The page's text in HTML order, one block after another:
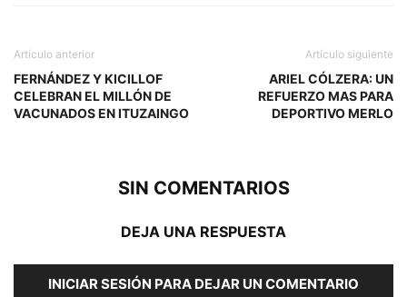
Artículo anterior
FERNÁNDEZ Y KICILLOF
CELEBRAN EL MILLÓN DE
VACUNADOS EN ITUZAINGO
Artículo siguiente
ARIEL CÓLZERA: UN
REFUERZO MAS PARA
DEPORTIVO MERLO
SIN COMENTARIOS
DEJA UNA RESPUESTA
INICIAR SESIÓN PARA DEJAR UN COMENTARIO